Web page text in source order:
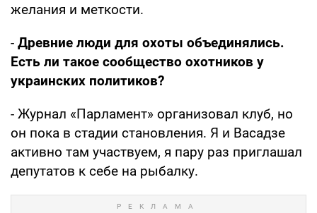
желания и меткости.
- Древние люди для охоты объединялись.
Есть ли такое сообщество охотников у
украинских политиков?
- Журнал «Парламент» организовал клуб, но
он пока в стадии становления. Я и Васадзе
активно там участвуем, я пару раз приглашал
депутатов к себе на рыбалку.